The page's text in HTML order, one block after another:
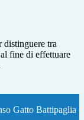
distinguere tra
fine di effettuare
Gatto Battipaglia